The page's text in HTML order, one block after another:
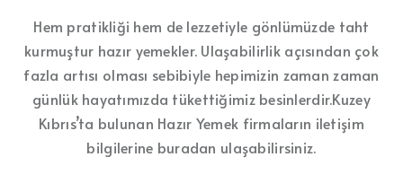
Hem pratikliği hem de lezzetiyle gönlümüzde taht
kurmuştur hazır yemekler. Ulaşabilirlik açısından çok
fazla artısı olması sebibiyle hepimizin zaman zaman
günlük hayatımızda tükettiğimiz besinlerdir.Kuzey
Kıbrıs’ta bulunan Hazır Yemek firmaların iletişim
bilgilerine buradan ulaşabilirsiniz.